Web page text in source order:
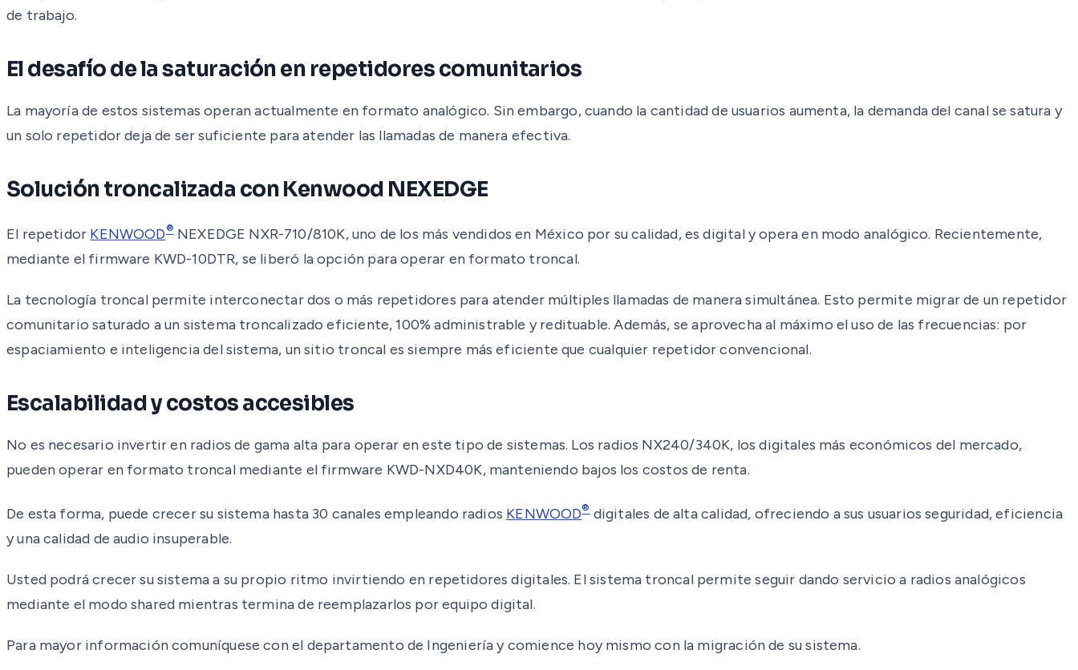
de trabajo.
El desafío de la saturación en repetidores comunitarios
La mayoría de estos sistemas operan actualmente en formato analógico. Sin embargo, cuando la cantidad de usuarios aumenta, la demanda del canal se satura y
un solo repetidor deja de ser suficiente para atender las llamadas de manera efectiva.
Solución troncalizada con Kenwood NEXEDGE
El repetidor KENWOOD®NEXEDGE NXR-710/810K, uno de los más vendidos en México por su calidad, es digital y opera en modo analógico. Recientemente,
mediante el firmware KWD-10DTR, se liberó la opción para operar en formato troncal.
La tecnología troncal permite interconectar dos o más repetidores para atender múltiples llamadas de manera simultánea. Esto permite migrar de un repetidor
comunitario saturado a un sistema troncalizado eficiente, 100% administrable y redituable. Además, se aprovecha al máximo el uso de las frecuencias: por
espaciamiento e inteligencia del sistema, un sitio troncal es siempre más eficiente que cualquier repetidor convencional.
Escalabilidad y costos accesibles
No es necesario invertir en radios de gama alta para operar en este tipo de sistemas. Los radios NX240/340K, los digitales más económicos del mercado,
pueden operar en formato troncal mediante el firmware KWD-NXD40K, manteniendo bajos los costos de renta.
De esta forma, puede crecer su sistema hasta 30 canales empleando radios KENWOOD®digitales de alta calidad, ofreciendo a sus usuarios seguridad, eficiencia
y una calidad de audio insuperable.
Usted podrá crecer su sistema a su propio ritmo invirtiendo en repetidores digitales. El sistema troncal permite seguir dando servicio a radios analógicos
mediante el modo shared mientras termina de reemplazarlos por equipo digital.
Para mayor información comuníquese con el departamento de Ingeniería y comience hoy mismo con la migración de su sistema.